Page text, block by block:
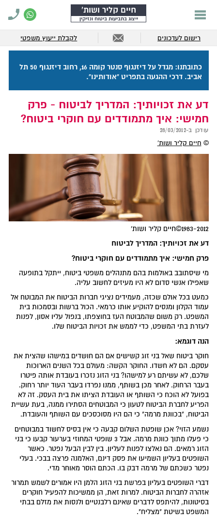
חיים קליר ושות'
ייצוג בתביעות ביטוח ונזיקין
רישום לעדכונים לקבלת ייעוץ משפטי
כתובתנו: מגדל על דיזנגוף סנטר קומה 16, רחוב דיזנגוף 50 תל
אביב. דרכי ההגעה בתפריט "אודותינו".
דע את זכויותיך: המדריך לביטוח - פרק
חמישי: איך מתמודדים עם חוקרי ביטוח?
עודכן ב-28/03/2012
© חיים קליר ושות'
1983-2012©חיים קליר ושות'
דע את זכויותיך: המדריך לביטוח
פרק חמישי: איך מתמודדים עם חוקרי ביטוח?
מי שיסתובב באולמות בהם מתנהלים משפטי ביטוח, ייתקל בתופעה
שאפילו אנשי סדום לא היו מעיזים לחשוב עליה.
כמעט בכל אולם שכזה, מעמידים נציגי חברות הביטוח את המבוטח אל
עמוד הקלון ומנסים להוקיע אותו כרמאי. הכול ברשות ובסמכות בית
המשפט. רק משום שהמבוטח העז בחוצפתו, בנפול עליו אסון, לפנות
לעזרת בתי המשפט, כדי לממש את זכויות הביטוח שלו.
הנה דוגמא:
חוקר ביטוח שאל בני זוג קשישים אם הם חושדים במישהו שהצית את
עסקם. הם לא חשדו. החוקר הקשה: מעולם בכל השנים הארוכות
שלכם, לא עשיתם רע למישהו? בני הזוג נזכרו בעובדת אותה פיטרו
בעבר הרחוק. לאחר מכן בשותף, ממנו נפרדו בעבר העוד יותר רחוק.
בפועל לא הוכח כי השותף או העובדת הציתו את בית העסק. זה לא
הפריע לחברת הביטוח לטעון כי המבוטחים הסתירו ממנה, בעת עשיית
הביטוח, "בכוונת מרמה" כי הם היו מסוכסכים עם השותף והעובדת.
נשמע הזוי? אכן שופטת השלום קבעה כי אין בסיס לחשוד במבוטחים
כי פעלו מתוך כוונת מרמה. אבל 3 שופטי המחוזי בערעור קבעו כי בני
הזוג רמאים. הם נאלצו לפנות לעליון. בין לבין הבעל נפטר. כאשר
השופטים בעליון השמיעו את פסק דינם, האלמנה פרצה בבכי. בעלי
נפטר כשכתם של מרמה דבק בו. הכתם הוסר מאוחר מדי.
דברי השופטים בעליון בפרשת בני הזוג הלמן היו אמורים לשמש תמרור
אזהרה לחברות הביטוח. למרות זאת, הן ממשיכות להפעיל חוקרים
בסיטונות, להיתפס לדברים שאינם רלבנטיים ולנסות את מזלם בבתי
המשפט בשיטת "מצליח".